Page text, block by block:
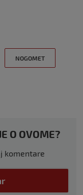
NOGOMET
O OVOME?
komentare